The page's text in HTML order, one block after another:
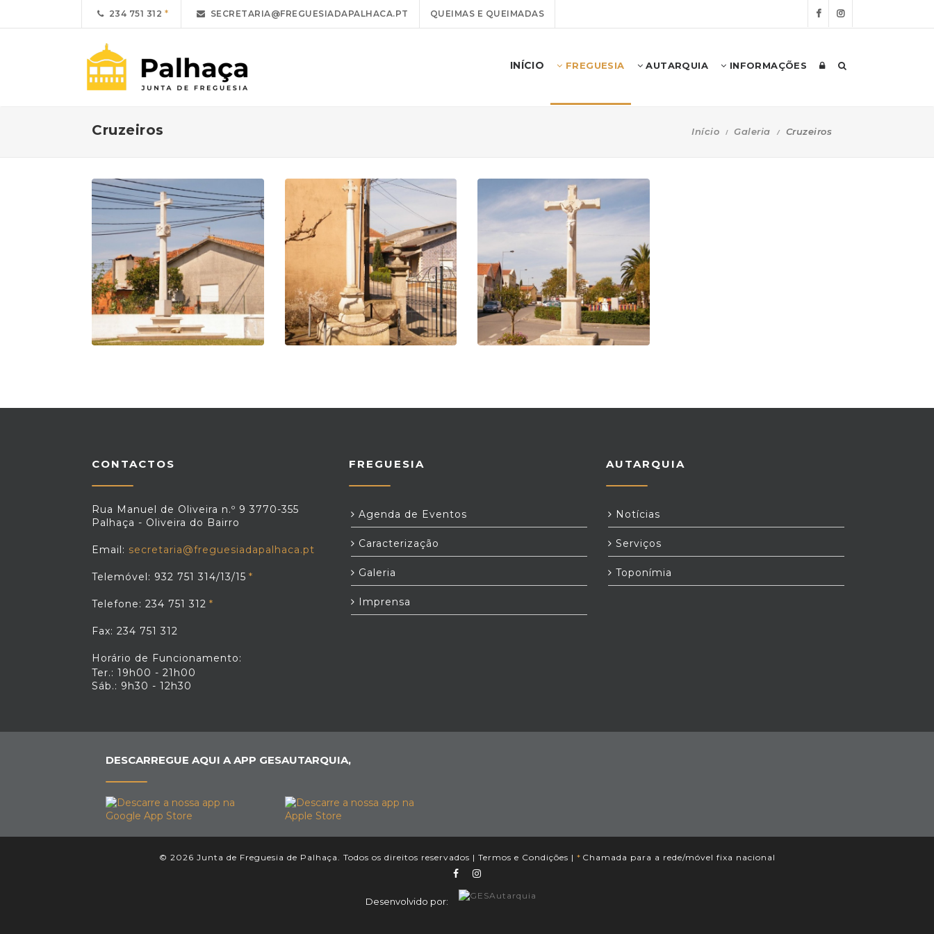
234 751 312 SECRETARIA@FREGUESIADAPALHACA.PT QUEIMAS E QUEIMADAS
INÍCIO FREGUESIA AUTARQUIA INFORMAÇÕES
Cruzeiros Início Galeria Cruzeiros
CONTACTOS
Rua Manuel de Oliveira n.º 9 3770-355
Palhaça - Oliveira do Bairro
Email: secretaria@freguesiadapalhaca.pt
Telemóvel: 932 751 314/13/15
Telefone: 234 751 312
Fax: 234 751 312
Horário de Funcionamento:
Ter.: 19h00 - 21h00
Sáb.: 9h30 - 12h30
FREGUESIA
Agenda de Eventos
Caracterização
Galeria
Imprensa
AUTARQUIA
Notícias
Serviços
Toponímia
DESCARREGUE AQUI A APP GESAUTARQUIA,
© 2026 Junta de Freguesia de Palhaça. Todos os direitos reservados | Termos e Condições | * Chamada para a rede/móvel fixa nacional
Desenvolvido por: